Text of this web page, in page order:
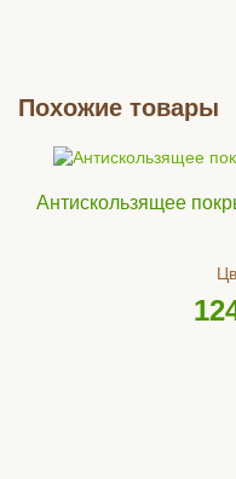
Похожие товары
Антискользящее